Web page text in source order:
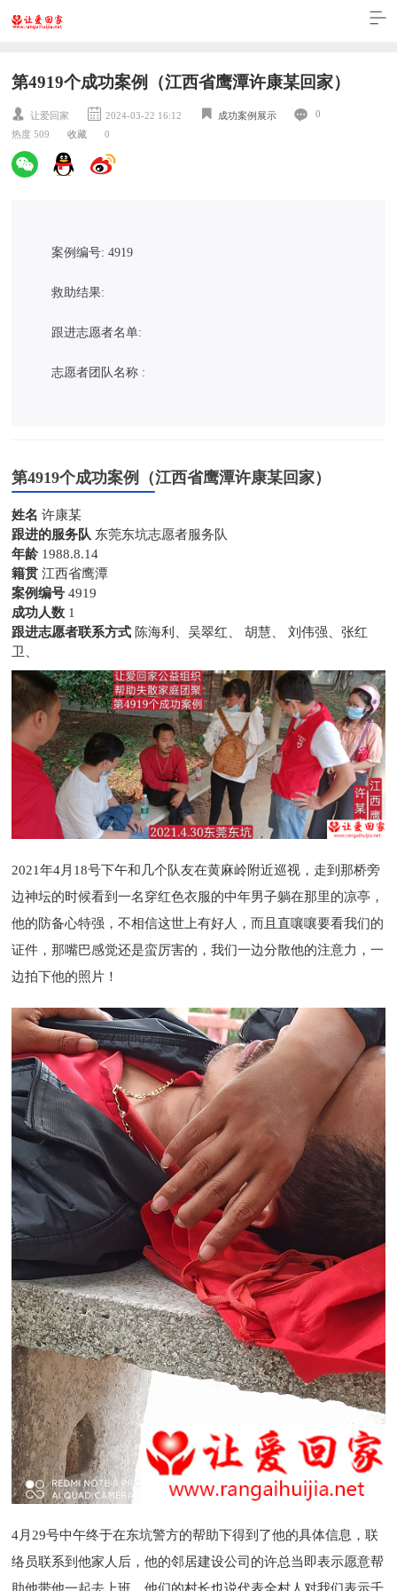
第4919个成功案例（江西省鹰潭许康某回家）
让爱回家 2024-03-22 16:12 成功案例展示
0
热度 509
收藏 0
案例编号: 4919
救助结果:
跟进志愿者名单:
志愿者团队名称 :
第4919个成功案例（江西省鹰潭许康某回家）
姓名 许康某
跟进的服务队 东莞东坑志愿者服务队
年龄 1988.8.14
籍贯 江西省鹰潭
案例编号 4919
成功人数 1
跟进志愿者联系方式 陈海利、吴翠红、 胡慧、 刘伟强、张红
卫、
2021年4月18号下午和几个队友在黄麻岭附近巡视，走到那桥旁
边神坛的时候看到一名穿红色衣服的中年男子躺在那里的凉亭，
他的防备心特强，不相信这世上有好人，而且直嚷嚷要看我们的
证件，那嘴巴感觉还是蛮厉害的，我们一边分散他的注意力，一
边拍下他的照片！
4月29号中午终于在东坑警方的帮助下得到了他的具体信息，联
络员联系到他家人后，他的邻居建设公司的许总当即表示愿意帮